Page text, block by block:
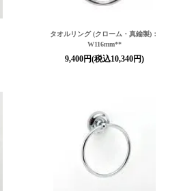
タオルリング (クローム・真鍮製)：
W116mm**
9,400円(税込10,340円)